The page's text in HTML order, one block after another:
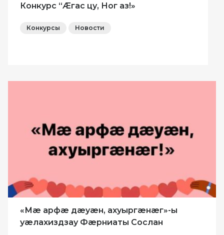
Конкурс “Æгас цу, Ног аз!»
Конкурсы Новости
«Мæ арфæ дæyæн, ахуыргæнæг»-ы
уæлахиздзау Фæрниаты Сослан